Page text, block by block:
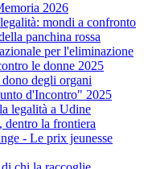
2026
mondi a confronto
panchina rossa
per l'eliminazione
le donne 2025
degli organi
d'Incontro" 2025
legalità a Udine
la frontiera
- Le prix jeunesse